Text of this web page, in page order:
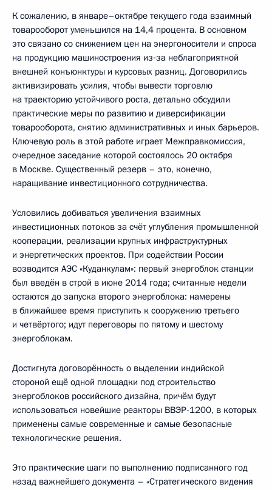
К сожалению, в январе–октябре текущего года взаимный
товарооборот уменьшился на 14,4 процента. В основном
это связано со снижением цен на энергоносители и спроса
на продукцию машиностроения из‑за неблагоприятной
внешней конъюнктуры и курсовых разниц. Договорились
активизировать усилия, чтобы вывести торговлю
на траекторию устойчивого роста, детально обсудили
практические меры по развитию и диверсификации
товарооборота, снятию административных и иных барьеров.
Ключевую роль в этой работе играет Межправкомиссия,
очередное заседание которой состоялось 20 октября
в Москве. Существенный резерв – это, конечно,
наращивание инвестиционного сотрудничества.
Условились добиваться увеличения взаимных
инвестиционных потоков за счёт углубления промышленной
кооперации, реализации крупных инфраструктурных
и энергетических проектов. При содействии России
возводится АЭС «Куданкулам»: первый энергоблок станции
был введён в строй в июне 2014 года; считанные недели
остаются до запуска второго энергоблока: намерены
в ближайшее время приступить к сооружению третьего
и четвёртого; идут переговоры по пятому и шестому
энергоблокам.
Достигнута договорённость о выделении индийской
стороной ещё одной площадки под строительство
энергоблоков российского дизайна, причём будут
использоваться новейшие реакторы ВВЭР-1200, в которых
применены самые современные и самые безопасные
технологические решения.
Это практические шаги по выполнению подписанного год
назад важнейшего документа – «Стратегического видения